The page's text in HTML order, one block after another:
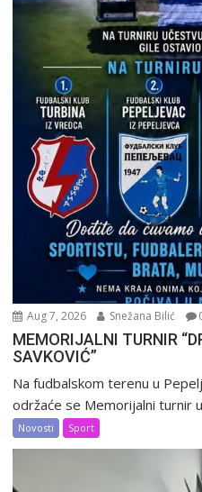
Aug 7, 2026 Snežana Bilić
MEMORIJALNI TURNIR
SAVKOVIĆ”
Na fudbalskom terenu u
održaće se Memorijalni turnir
Novosti Sport